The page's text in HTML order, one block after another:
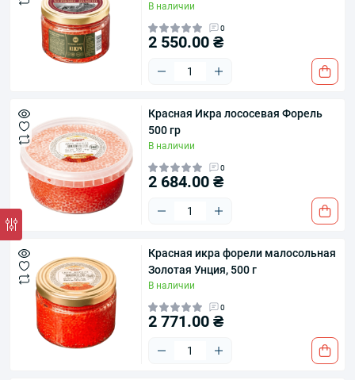
В наличии
0
2 550.00 ₴
Красная Икра лососевая Форель
500 гр
В наличии
0
2 684.00 ₴
Красная икра форели малосольная
Золотая Унция, 500 г
В наличии
0
2 771.00 ₴